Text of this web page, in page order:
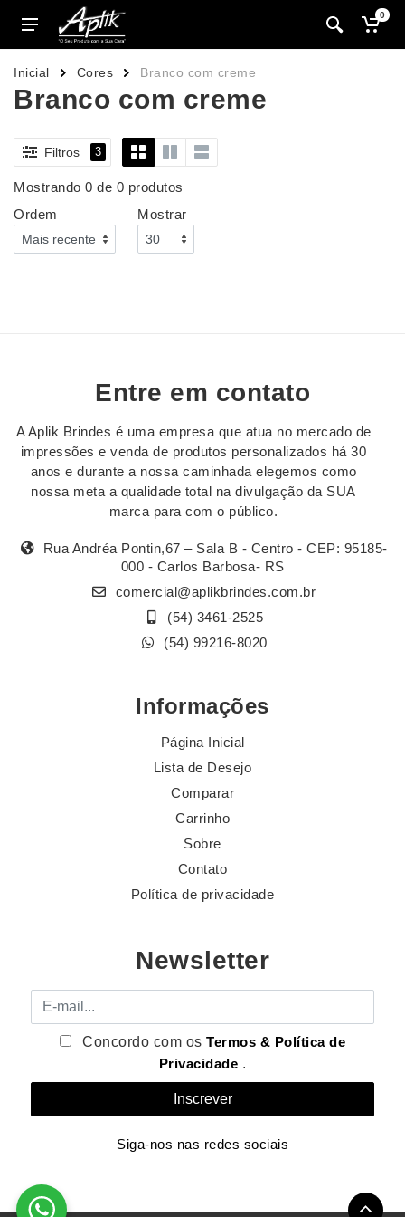
0
Inicial Cores Branco com creme
Branco com creme
Filtros 3
Mostrando 0 de 0 produtos
Ordem
Mostrar
Entre em contato
A Aplik Brindes é uma empresa que atua no mercado de
impressões e venda de produtos personalizados há 30
anos e durante a nossa caminhada elegemos como
nossa meta a qualidade total na divulgação da SUA
marca para com o público.
Rua Andréa Pontin,67 – Sala B - Centro - CEP: 95185-
000 - Carlos Barbosa- RS
comercial@aplikbrindes.com.br
(54) 3461-2525
(54) 99216-8020
Informações
Página Inicial
Lista de Desejo
Comparar
Carrinho
Sobre
Contato
Política de privacidade
Newsletter
E-mail
Concordo com osTermos & Política de
Privacidade .
Siga-nos nas redes sociais